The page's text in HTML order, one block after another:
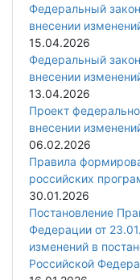
Федеральный
внесении
15.04.2026
Федеральный
внесении
13.04.2026
Проект
внесении
06.02.2026
Правила
российских
30.01.2026
Постановление
Федерации от
изменений в
Российской